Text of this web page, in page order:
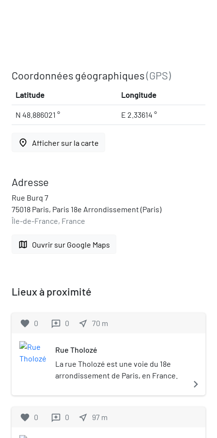
Coordonnées géographiques(GPS)
Latitude Longitude
N 48.886021 ° E 2.33614 °
place Afficher sur la carte
Adresse
Rue Burq 7
75018 Paris, Paris 18e Arrondissement (Paris)
Île-de-France, France
map Ouvrir sur Google Maps
Lieux à proximité
favorite 0 reviews 0 near_me 70 m
Rue Tholozé
La rue Tholozé est une voie du 18e
arrondissement de Paris, en France.
navigate_next
favorite 0 reviews 0 near_me 97 m